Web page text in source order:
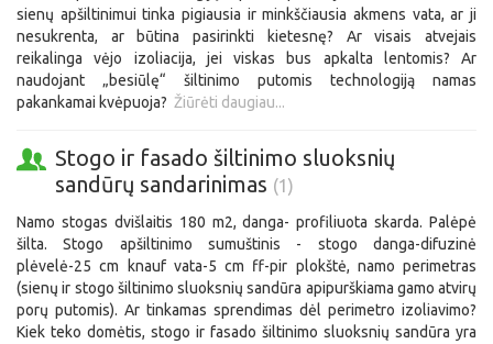
sienų apšiltinimui tinka pigiausia ir minkščiausia akmens vata, ar ji
nesukrenta, ar būtina pasirinkti kietesnę? Ar visais atvejais
reikalinga vėjo izoliacija, jei viskas bus apkalta lentomis? Ar
naudojant „besiūlę“ šiltinimo putomis technologiją namas
pakankamai kvėpuoja? Žiūrėti daugiau...
Stogo ir fasado šiltinimo sluoksnių
sandūrų sandarinimas (1)
Namo stogas dvišlaitis 180 m2, danga- profiliuota skarda. Palėpė
šilta. Stogo apšiltinimo sumuštinis - stogo danga-difuzinė
plėvelė-25 cm knauf vata-5 cm ff-pir plokštė, namo perimetras
(sienų ir stogo šiltinimo sluoksnių sandūra apipurškiama gamo atvirų
porų putomis). Ar tinkamas sprendimas dėl perimetro izoliavimo?
Kiek teko domėtis, stogo ir fasado šiltinimo sluoksnių sandūra yra